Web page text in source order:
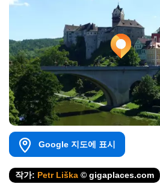
Google 지도에 표시
작가: Petr Liška © gigaplaces.com